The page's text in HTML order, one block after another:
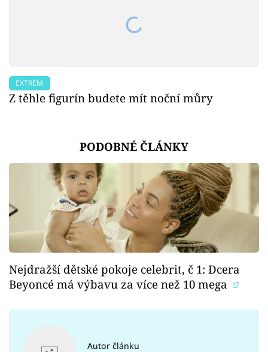
EXTRÉM
Z těhle figurín budete mít noční můry
PODOBNÉ ČLÁNKY
Nejdražší dětské pokoje celebrit, č 1: Dcera
Beyoncé má výbavu za více než 10 mega
Autor článku